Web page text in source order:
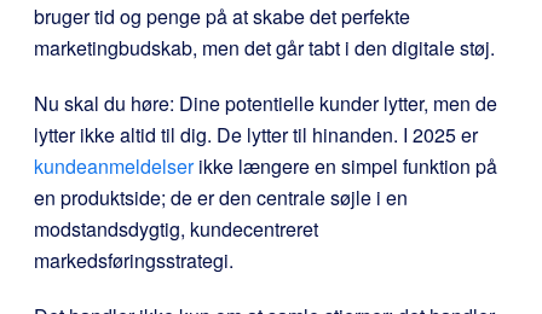
bruger tid og penge på at skabe det perfekte
marketingbudskab, men det går tabt i den digitale støj.
Nu skal du høre: Dine potentielle kunder lytter, men de
lytter ikke altid til dig. De lytter til hinanden. I 2025 er
kundeanmeldelserikke længere en simpel funktion på
en produktside; de er den centrale søjle i en
modstandsdygtig, kundecentreret
markedsføringsstrategi.